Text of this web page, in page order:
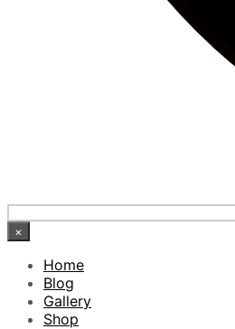
×
Home
Blog
Gallery
Shop